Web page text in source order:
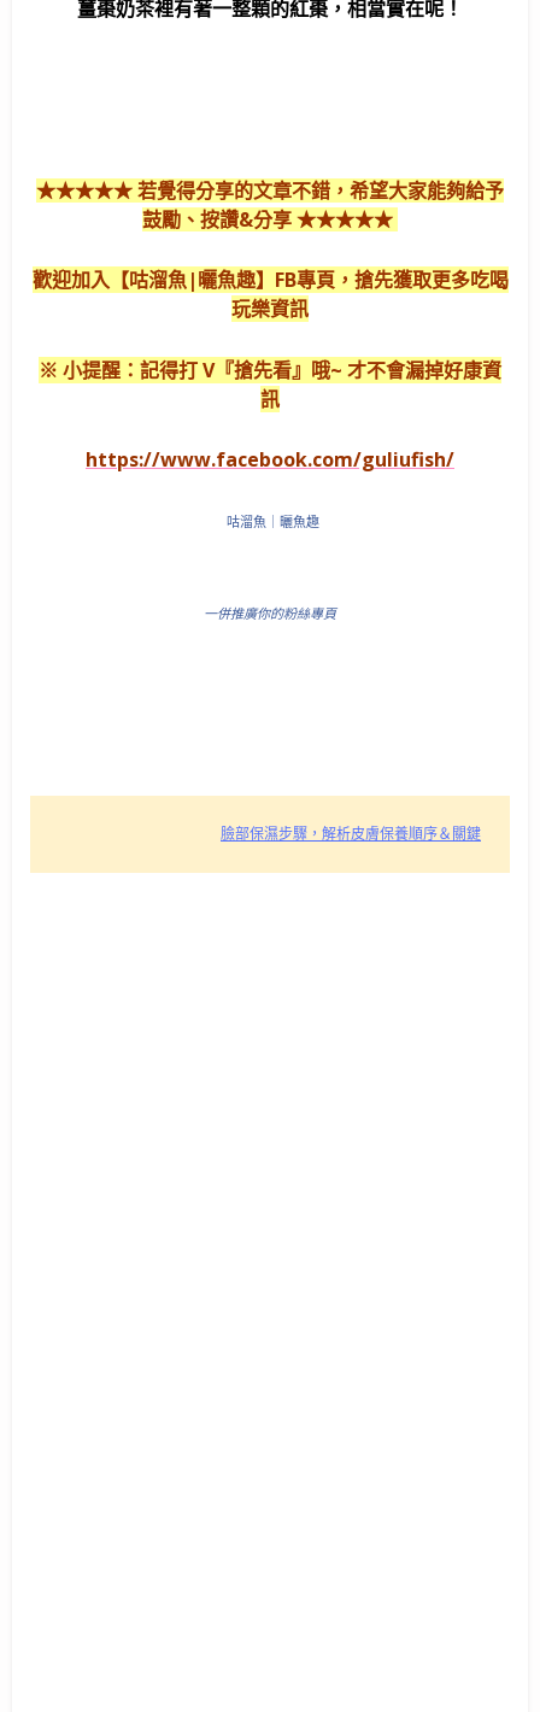
薑棗奶茶裡有著一整顆的紅棗，相當實在呢！
★★★★★ 若覺得分享的文章不錯，希望大家能夠給予
鼓勵、按讚&分享 ★★★★★
歡迎加入【咕溜魚|曬魚趣】FB專頁，搶先獲取更多吃喝
玩樂資訊
※ 小提醒：記得打 V『搶先看』哦~ 才不會漏掉好康資
訊
https://www.facebook.com/guliufish/
咕溜魚｜曬魚趣
一併推廣你的粉絲專頁
臉部保濕步驟，解析皮膚保養順序＆關鍵